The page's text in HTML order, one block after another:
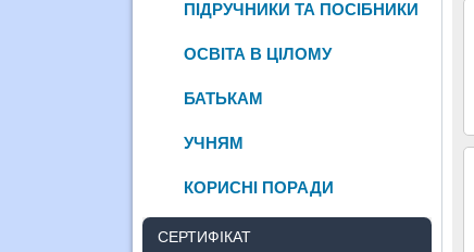
ПІДРУЧНИКИ ТА ПОСІБНИКИ
ОСВІТА В ЦІЛОМУ
БАТЬКАМ
УЧНЯМ
КОРИСНІ ПОРАДИ
СЕРТИФІКАТ